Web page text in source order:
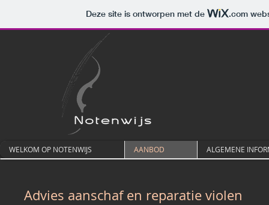
Deze site is ontworpen met de .com
WELKOM OP NOTENWIJS AANBOD ALGEMENE
Advies aanschaf en reparatie violen